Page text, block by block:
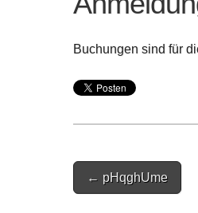
Buchungen sind für
Post
navigation
← pHqghUme